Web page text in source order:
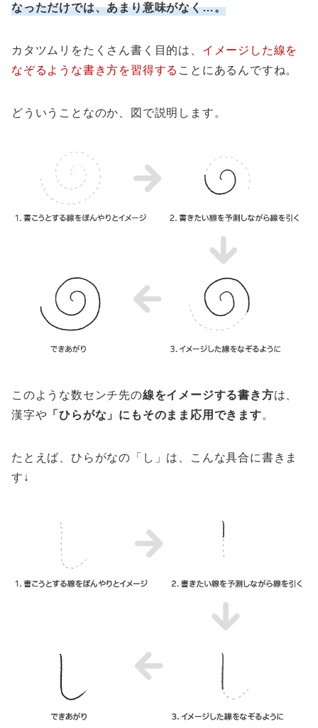
なっただけでは、あまり意味がなく…。
カタツムリをたくさん書く目的は、 イメージした線を
なぞるような書き方を習得する ことにあるんですね。
どういうことなのか、図で説明します。
このような数センチ先の線をイメージする書き方は、
漢字や 「ひらがな」にもそのまま応用できます。
たとえば、ひらがなの「し」は、こんな具合に書きま
す↓